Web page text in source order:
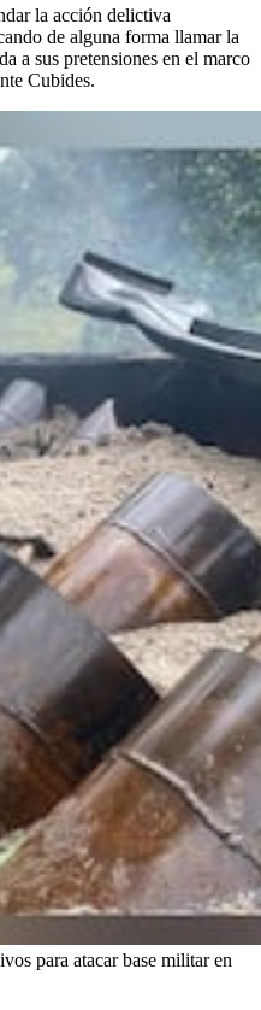
la acción delictiva
de alguna forma llamar la
a sus pretensiones en el marco
Cubides.
para atacar base militar en